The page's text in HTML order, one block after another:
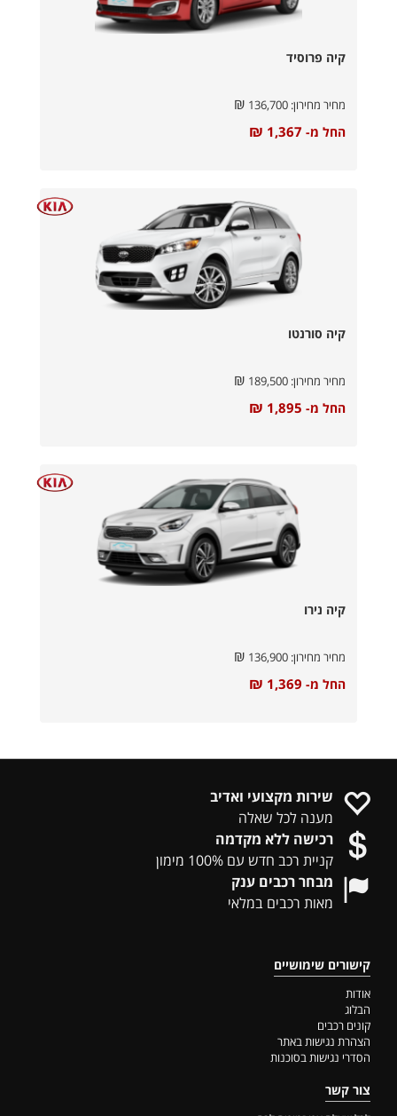
קיה פרוסיד
מחיר מחירון: ₪
החל מ- ₪
קיה סורנטו
מחיר מחירון: ₪
החל מ- ₪
קיה נירו
מחיר מחירון: ₪
החל מ- ₪
שירות מקצועי ואדיב
מענה לכל שאלה
רכישה ללא מקדמה
קניית רכב חדש עם 100% מימון
מבחר רכבים ענק
מאות רכבים במלאי
קישורים שימושיים
אודות
הבלוג
קונים רכבים
הצהרת נגישות באתר
הסדרי נגישות בסוכנות
צור קשר